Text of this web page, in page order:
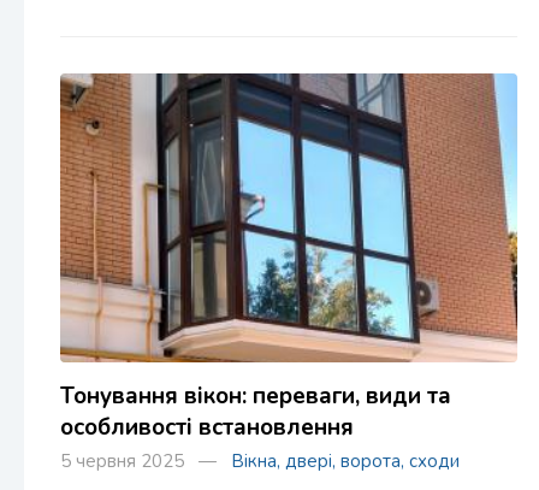
Тонування вікон: переваги, види та
особливості встановлення
5 червня 2025 — Вікна, двері, ворота, сходи